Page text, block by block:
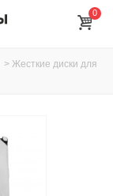
0
> Жесткие диски для